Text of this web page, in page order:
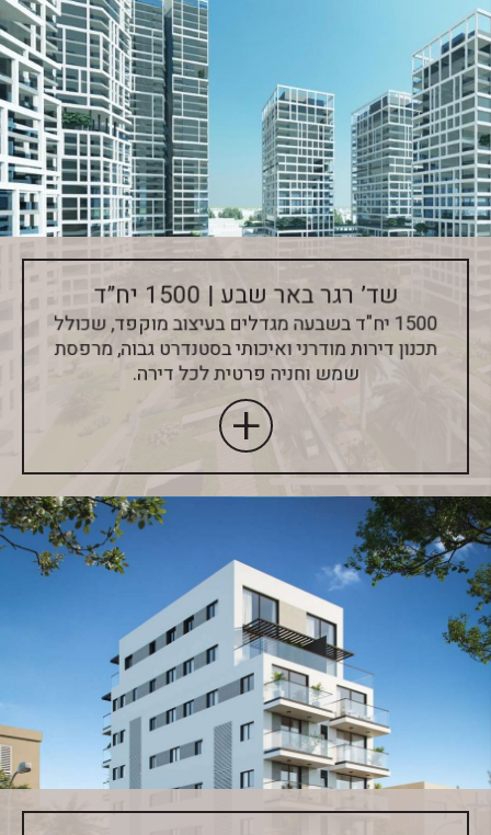
שד’ רגר באר שבע | 1500 יח”ד
1500 יח"ד בשבעה מגדלים בעיצוב מוקפד, שכולל
תכנון דירות מודרני ואיכותי בסטנדרט גבוה, מרפסת
שמש וחניה פרטית לכל דירה.